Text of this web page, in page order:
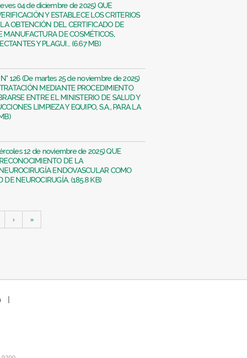
04 de diciembre de 2025) QUE
Y ESTABLECE LOS CRITERIOS
OBTENCIÓN DEL CERTIFICADO DE
MANUFACTURA DE COSMÉTICOS,
Y PLAGUI... (6.67 MB)
126 (De martes 25 de noviembre de 2025)
MEDIANTE PROCEDIMIENTO
ENTRE EL MINISTERIO DE SALUD Y
LIMPIEZA Y EQUIPO, S.A., PARA LA
12 de noviembre de 2025) QUE
DE LA
ENDOVASCULAR COMO
DE NEUROCIRUGÍA. (185.8 KB)
› »